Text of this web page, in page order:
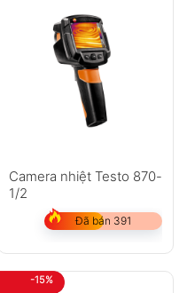
Camera nhiệt Testo 870-
1/2
Đã bán 391
-15%